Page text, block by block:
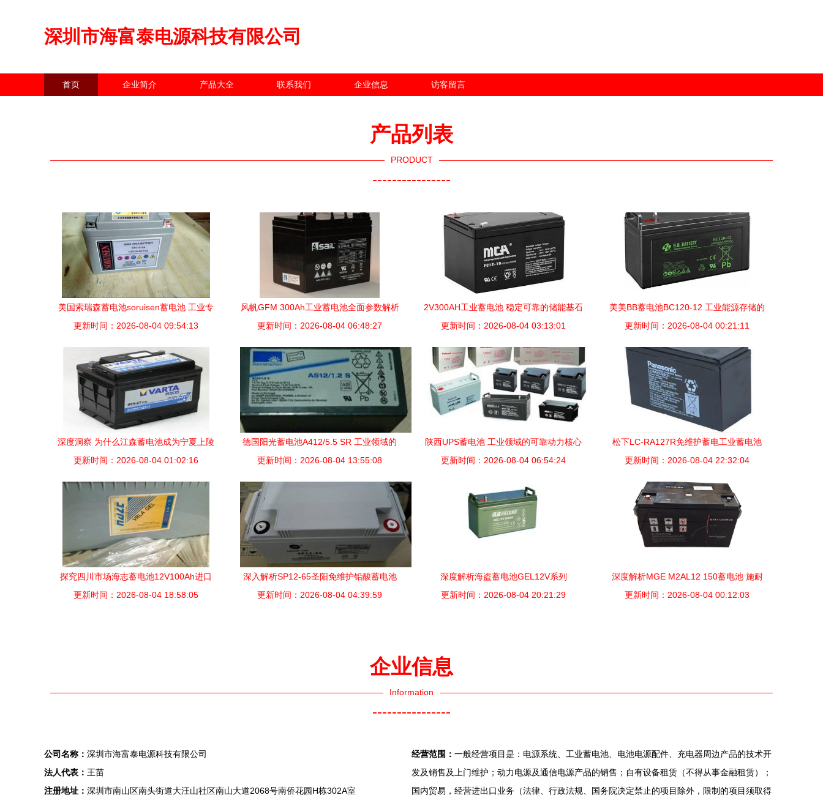
深圳市海富泰电源科技有限公司
首页 企业简介 产品大全 联系我们 企业信息 访客留言
产品列表
PRODUCT
----------------
美国索瑞森蓄电池soruisen蓄电池 工业专
用
更新时间：2026-08-04 09:54:13
风帆GFM 300Ah工业蓄电池全面参数解析
更新时间：2026-08-04 06:48:27
2V300AH工业蓄电池 稳定可靠的储能基石
更新时间：2026-08-04 03:13:01
美美BB蓄电池BC120-12 工业能源存储的
可靠之选
更新时间：2026-08-04 00:21:11
深度洞察 为什么江森蓄电池成为宁夏上陵
Jeep4S店背后的“品质守护者”？-汽车之家
更新时间：2026-08-04 01:02:16
德国阳光蓄电池A412/5.5 SR 工业领域的
可靠能量伙伴
更新时间：2026-08-04 13:55:08
陕西UPS蓄电池 工业领域的可靠动力核心
更新时间：2026-08-04 06:54:24
松下LC-RA127R免维护蓄电工业蓄电池
可靠能源的核心保障
更新时间：2026-08-04 22:32:04
探究四川市场海志蓄电池12V100Ah进口
系列的优势与价格
更新时间：2026-08-04 18:58:05
深入解析SP12-65圣阳免维护铅酸蓄电池
12V65Ah工业级电源方案与含税含运费价
更新时间：2026-08-04 04:39:59
深度解析海盗蓄电池GEL12V系列
12V65Ah工业蓄电池的性能与应用
更新时间：2026-08-04 20:21:29
深度解析MGE M2AL12 150蓄电池 施耐
德技术背书下的工业储能标杆
更新时间：2026-08-04 00:12:03
企业信息
Information
----------------
公司名称： 深圳市海富泰电源科技有限公司
法人代表： 王苗
注册地址： 深圳市南山区南头街道大汪山社区南山大道2068号南侨花园H栋302A室
经营范围： 一般经营项目是：电源系统、工业蓄电池、电池电源配件、充电器周边产品的技术开
发及销售及上门维护；动力电源及通信电源产品的销售；自有设备租赁（不得从事金融租赁）；
国内贸易，经营进出口业务（法律、行政法规、国务院决定禁止的项目除外，限制的项目须取得